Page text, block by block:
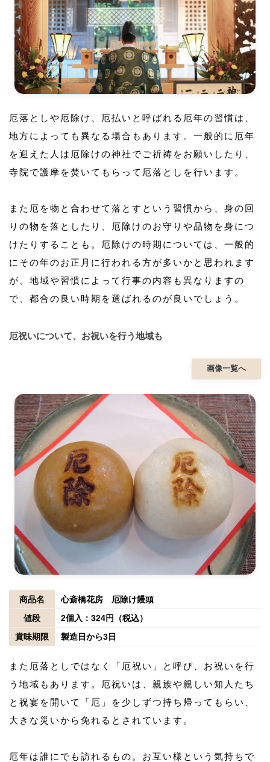
厄落としや厄除け、厄払いと呼ばれる厄年の習慣は、
地方によっても異なる場合もあります。一般的に厄年
を迎えた人は厄除けの神社でご祈祷をお願いしたり、
寺院で護摩を焚いてもらって厄落としを行います。
また厄を物と合わせて落とすという習慣から、身の回
りの物を落としたり、厄除けのお守りや品物を身につ
けたりすることも。厄除けの時期については、一般的
にその年のお正月に行われる方が多いかと思われます
が、地域や習慣によって行事の内容も異なりますの
で、都合の良い時期を選ばれるのが良いでしょう。
厄祝いについて、お祝いを行う地域も
画像一覧へ
商品名
心斎橋花房 厄除け饅頭
値段
2個入：324円（税込）
賞味期限
製造日から3日
また厄落としではなく「厄祝い」と呼び、お祝いを行
う地域もあります。厄祝いは、親族や親しい知人たち
と祝宴を開いて「厄」を少しずつ持ち帰ってもらい、
大きな災いから免れるとされています。
厄年は誰にでも訪れるもの。お互い様という気持ちで